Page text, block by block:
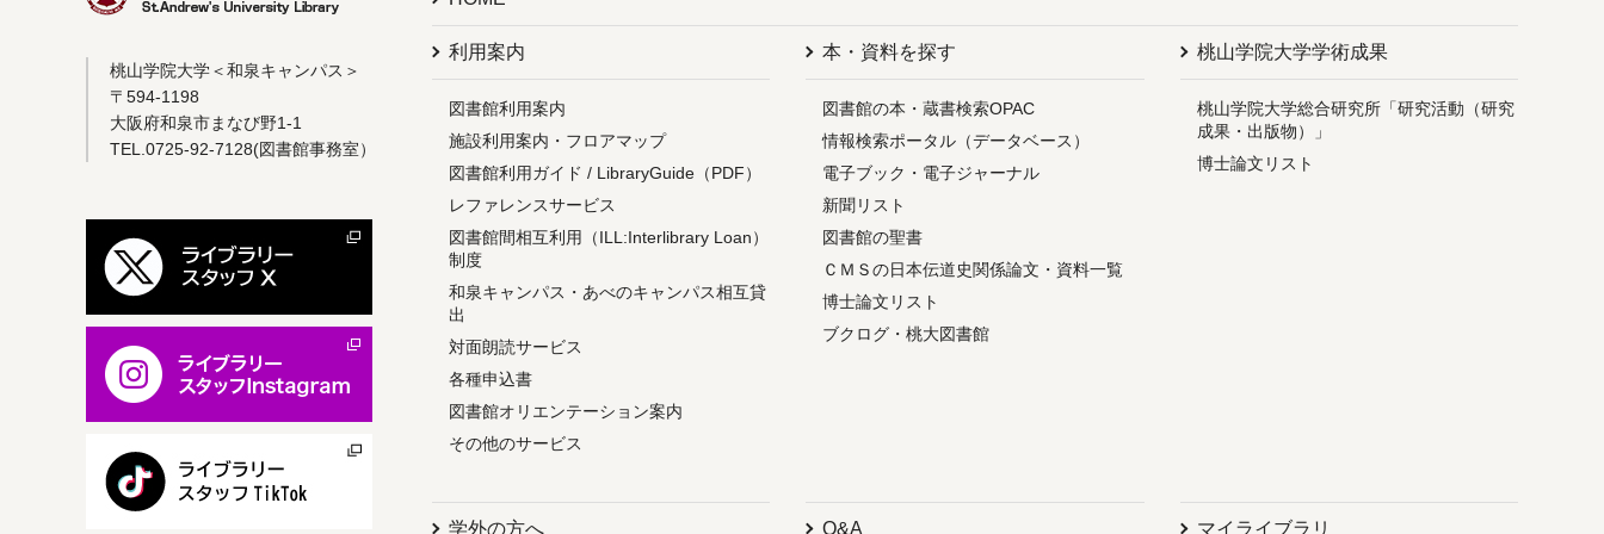
桃山学院大学＜和泉キャンパス＞
〒594-1198
大阪府和泉市まなび野1-1
TEL.0725-92-7128(図書館事務室）
利用案内
図書館利用案内
施設利用案内・フロアマップ
図書館利用ガイド / LibraryGuide（PDF）
レファレンスサービス
図書館間相互利用（ILL:Interlibrary Loan）
制度
和泉キャンパス・あべのキャンパス相互貸
出
対面朗読サービス
各種申込書
図書館オリエンテーション案内
その他のサービス
本・資料を探す
図書館の本・蔵書検索OPAC
情報検索ポータル（データベース）
電子ブック・電子ジャーナル
新聞リスト
図書館の聖書
ＣＭＳの日本伝道史関係論文・資料一覧
博士論文リスト
ブクログ・桃大図書館
桃山学院大学学術成果
桃山学院大学総合研究所「研究活動（研究
成果・出版物）」
博士論文リスト
学外の方へ Q&A マイライブラリ